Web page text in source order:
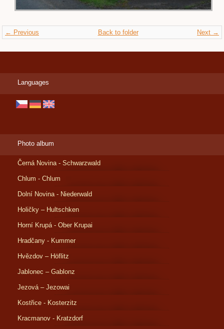
← Previous Next →
Back to folder
Languages
Photo album
Černá Novina - Schwarzwald
Chlum - Chlum
Dolní Novina - Niederwald
Holičky – Hultschken
Horní Krupá - Ober Krupai
Hradčany - Kummer
Hvězdov – Höflitz
Jablonec – Gablonz
Jezová – Jezowai
Kostřice - Kosterzitz
Kracmanov - Kratzdorf